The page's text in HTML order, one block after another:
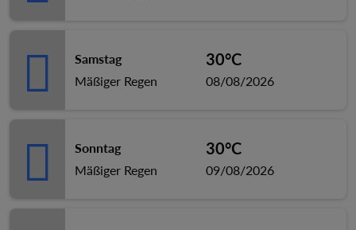
Samstag
Mäßiger Regen
30°C
08/08/2026
Sonntag
Mäßiger Regen
30°C
09/08/2026